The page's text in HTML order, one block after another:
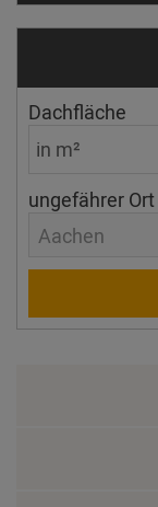
Dachfläche
ungefährer Ort
Aachen